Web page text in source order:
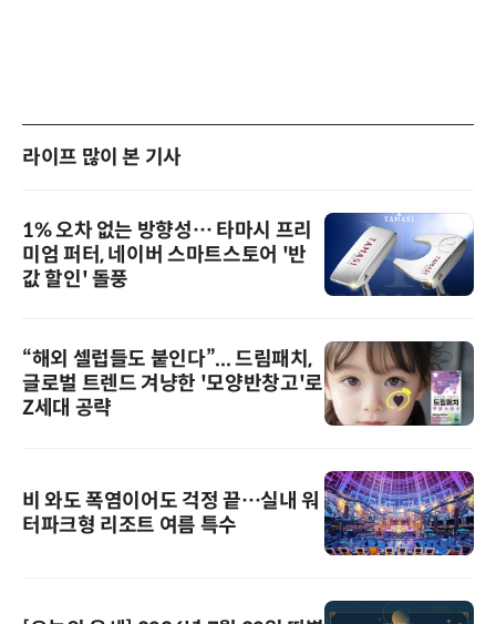
라이프 많이 본 기사
1% 오차 없는 방향성… 타마시 프리
미엄 퍼터, 네이버 스마트스토어 '반
값 할인' 돌풍
“해외 셀럽들도 붙인다”... 드림패치,
글로벌 트렌드 겨냥한 '모양반창고'로
Z세대 공략
비 와도 폭염이어도 걱정 끝…실내 워
터파크형 리조트 여름 특수